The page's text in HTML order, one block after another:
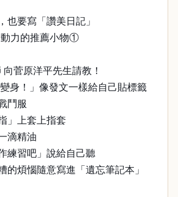
也要寫「讚美日記」
動力的推薦小物①
菅原洋平先生請教！
身！」像發文一樣給自己貼標籤
鬥服
」上套上指套
滴精油
練習吧」說給自己聽
的煩惱隨意寫進「遺忘筆記本」